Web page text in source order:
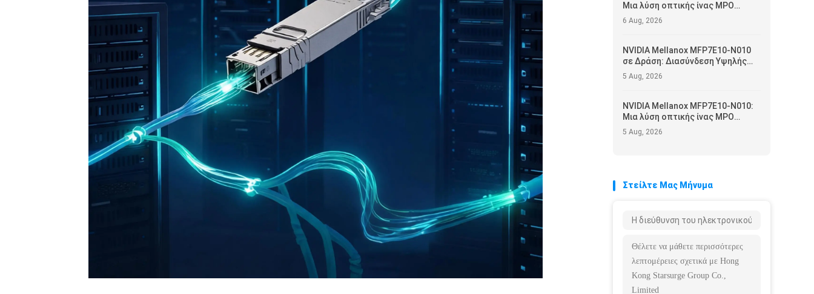
Μια λύση οπτικής ίνας MPO
μήκους 50 μέτρων για δίκτυα
κέντρων δεδομένων 400G/NDR
6 Aug, 2026
NVIDIA Mellanox MFP7E10-N010
σε Δράση: Διασύνδεση Υψηλής
Αξιοπιστίας και Βελτιστοποίηση
Λειτουργίας για Κέντρα
5 Aug, 2026
NVIDIA Mellanox MFP7E10-N010:
Μια λύση οπτικής ίνας MPO
μήκους 10 μέτρων για δίκτυα
κέντρων δεδομένων 400G/NDR
5 Aug, 2026
Στείλτε Μας Μήνυμα